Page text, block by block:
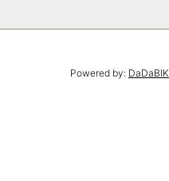
Powered by: DaDaBIK